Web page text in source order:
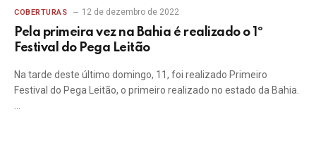
COBERTURAS 12 de dezembro de 2022
Pela primeira vez na Bahia é realizado o 1º
Festival do Pega Leitão
Na tarde deste último domingo, 11, foi realizado Primeiro
Festival do Pega Leitão, o primeiro realizado no estado da Bahia.